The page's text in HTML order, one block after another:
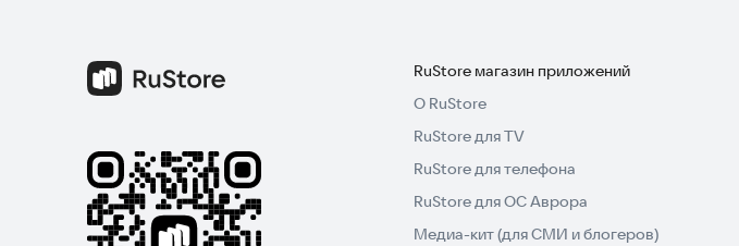
RuStore магазин приложений
О RuStore
RuStore для TV
RuStore для телефона
RuStore для ОС Аврора
Медиа-кит (для СМИ и блогеров)